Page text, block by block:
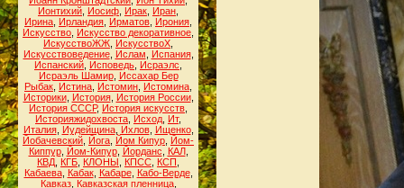
Ионтихий Иосиф Ирак Иран
Ирина Ирландия Ирматов Ирония
Искусство Искусство декоративное
ИскусствоЖЖ ИскусствоХ
Искусствоведение, Ислам Испания,
Испанский Исповедь Исраэлс
Исраэль Шамир, Иссахар Бер
Рыбак Истина Истомин Истомина
Историки, История, История России,
История СССР, История искусств
Историяжидохвоста Исход Ит,
Италия, Иудейщина, Ихлов, Ищенко,
Йобачевский Йога Йом Кипур Йом-
Киппур, Йом-Кипур, Йорданс КАЛ,
КВД КГБ КЛОНЫ КПСС КСП
Кабаева, Кабак, Кабаре, Кабо-Верде,
Кавказ, Кавказская пленница,